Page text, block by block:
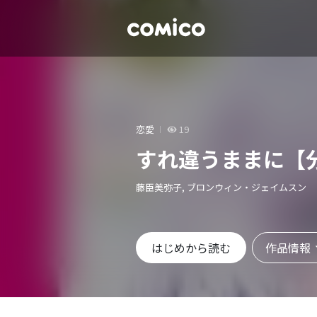
恋愛 19
すれ違うままに【
藤臣美弥子, ブロンウィン・ジェイムスン
はじめから読む 作品情報